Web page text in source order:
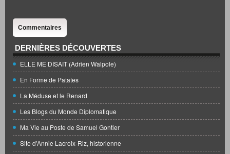
Commentaires
DERNIÈRES DÉCOUVERTES
ELLE ME DISAIT (Adrien Walpole)
En Forme de Patates
La Méduse et le Renard
Les Blogs du Monde Diplomatique
Ma Vie au Poste de Samuel Gontier
Site d'Annie Lacroix-Riz, historienne